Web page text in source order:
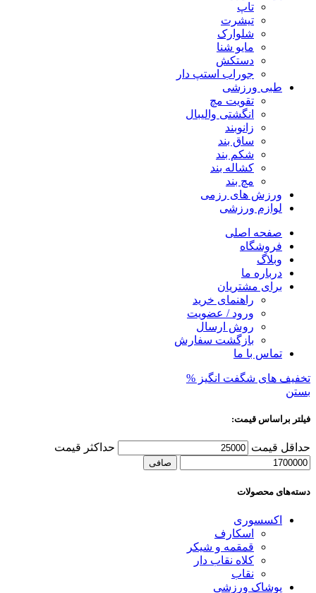
تاپ
تیشرت
شلوارک
مایو شنا
دستکش
جوراب استپ دار
طبی ورزشی
تقویت مچ
انگشتی واليبال
زانوبند
ساق بند
شکم بند
کشاله بند
مچ بند
ورزش های رزمی
لوازم ورزشی
صفحه اصلی
فروشگاه
وبلاگ
درباره ما
برای مشتریان
راهنمای خرید
ورود / عضویت
روش ارسال
بازگشت سفارش
تماس با ما
تخفیف های شگفت انگیز %
بستن
فیلتر براساس قیمت:
حداقل قیمت حداكثر قيمت
صافی
دسته‌های محصولات
اکسسوری
اسکارف
قمقمه و شیکر
کلاه نقاب دار
نقاب
پوشاک ورزشی